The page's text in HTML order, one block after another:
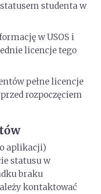
studenta w
w USOS i
licencje tego
pełne licencje
rozpoczęciem
aplikacji)
statusu w
braku
kontaktować